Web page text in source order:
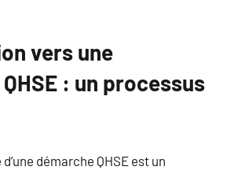
vers une
: un processus
démarche QHSE est un